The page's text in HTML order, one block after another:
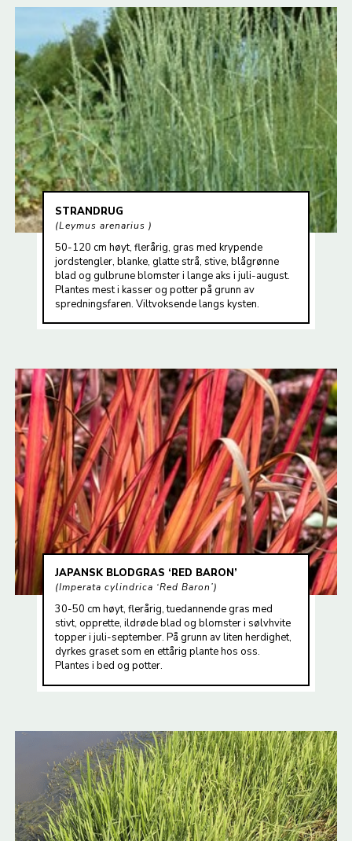
STRANDRUG
Leymus arenarius
50-120 cm høyt, flerårig, gras med krypende
jordstengler, blanke, glatte strå, stive, blågrønne
blad og gulbrune blomster i lange aks i juli-august.
Plantes mest i kasser og potter på grunn av
spredningsfaren. Viltvoksende langs kysten.
JAPANSK BLODGRAS ‘RED BARON’
Imperata cylindrica ‘Red Baron’
30-50 cm høyt, flerårig, tuedannende gras med
stivt, opprette, ildrøde blad og blomster i sølvhvite
topper i juli-september. På grunn av liten herdighet,
dyrkes graset som en ettårig plante hos oss.
Plantes i bed og potter.